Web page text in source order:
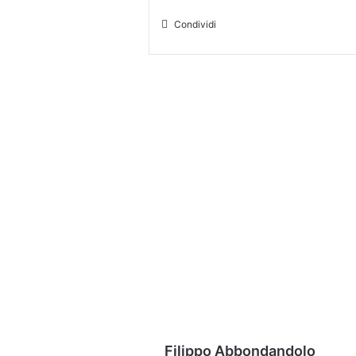
Condividi
Filippo Abbondandolo